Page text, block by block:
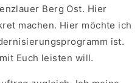
Berg Ost. Hier
machen. Hier möchte ich
ist.
Euch leisten will.